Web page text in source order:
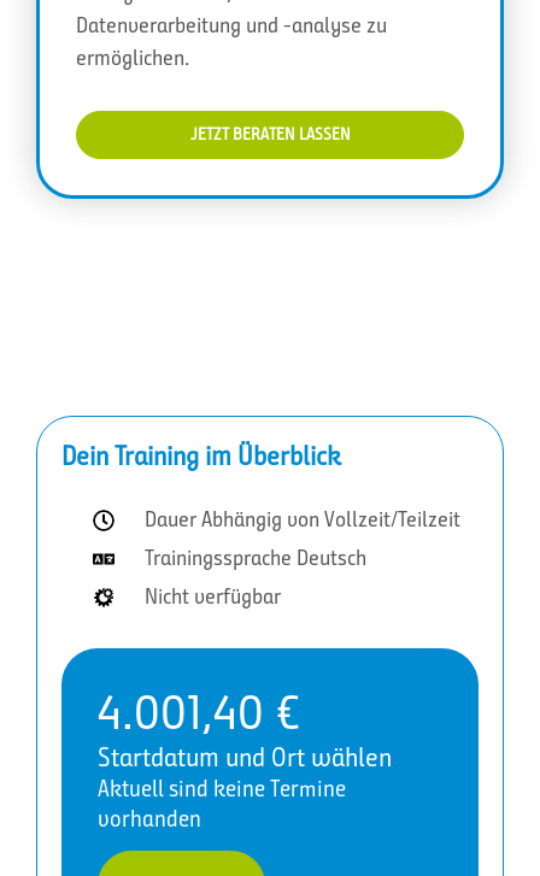
Datenverarbeitung und -analyse zu
ermöglichen.
JETZT BERATEN LASSEN
Dein Training im Überblick
Dauer Abhängig von Vollzeit/Teilzeit
Trainingssprache Deutsch
Nicht verfügbar
4.001,40 €
Startdatum und Ort wählen
Aktuell sind keine Termine
vorhanden